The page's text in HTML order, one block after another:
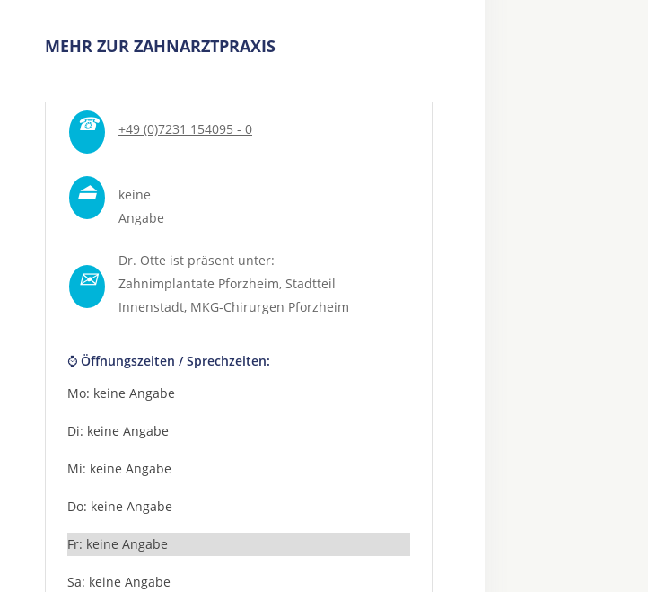
MEHR ZUR ZAHNARZTPRAXIS
☎ +49 (0)7231 154095 - 0
⏏
keine
Angabe
✉
Dr. Otte ist präsent unter:
Zahnimplantate Pforzheim, Stadtteil
Innenstadt, MKG-Chirurgen Pforzheim
⌚ Öffnungszeiten / Sprechzeiten:
Mo: keine Angabe
Di: keine Angabe
Mi: keine Angabe
Do: keine Angabe
Fr: keine Angabe
Sa: keine Angabe